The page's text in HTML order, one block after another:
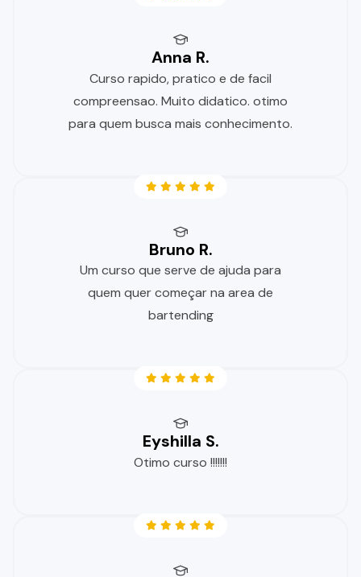
Anna R.
Curso rapido, pratico e de facil
compreensao. Muito didatico. otimo
para quem busca mais conhecimento.
Bruno R.
Um curso que serve de ajuda para
quem quer começar na area de
bartending
Eyshilla S.
Otimo curso !!!!!!!